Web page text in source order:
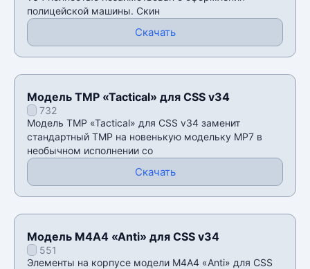
полицейской машины. Скин
Скачать
Модель TMP «Tactical» для CSS v34
732
Модель TMP «Tactical» для CSS v34 заменит
стандартный TMP на новенькую модельку MP7 в
необычном исполнении со
Скачать
Модель М4А4 «Anti» для CSS v34
551
Элементы на корпусе модели М4А4 «Anti» для CSS